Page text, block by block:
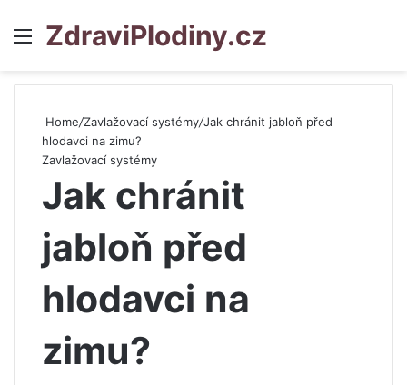
Menu
ZdraviPlodiny.cz
Home/Zavlažovací systémy/Jak chránit jabloň před
hlodavci na zimu?
Zavlažovací systémy
Jak chránit
jabloň před
hlodavci na
zimu?